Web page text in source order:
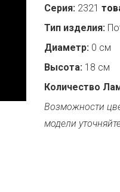
Серия: 2321
Тип изделия:
Диаметр: 0 см
Высота: 18 см
Количество
Возможности
модели